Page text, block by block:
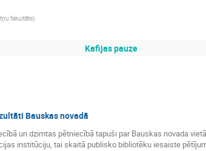
fakultāte)
Kafijas pauze
Bauskas novadā
un dzimtas pētniecībā tapuši par Bauskas novada
institūciju, tai skaitā publisko bibliotēku iesaiste